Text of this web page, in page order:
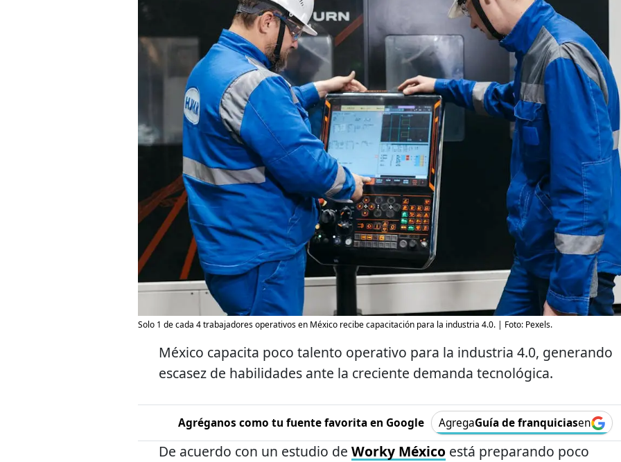
Solo 1 de cada 4 trabajadores operativos en México recibe capacitación para la industria 4.0. | Foto: Pexels.
México capacita poco talento operativo para la industria 4.0, generando
escasez de habilidades ante la creciente demanda tecnológica.
Agréganos como tu fuente favorita en Google AgregaGuía de franquiciasen
De acuerdo con un estudio de Worky México está preparando poco